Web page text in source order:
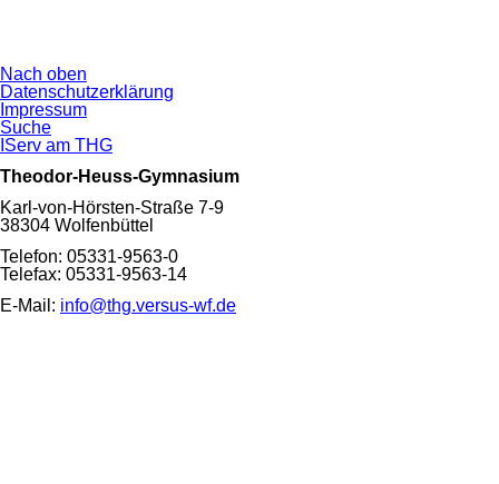
Nach oben
Navigation
überspringen
Datenschutzerklärung
Impressum
Suche
IServ am THG
Theodor-Heuss-Gymnasium
Karl-von-Hörsten-Straße 7-9
38304 Wolfenbüttel
Telefon: 05331-9563-0
Telefax: 05331-9563-14
E-Mail: info@thg.versus-wf.de